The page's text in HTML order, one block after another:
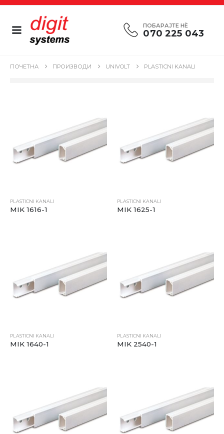
ПОБАРАЈТЕ НÈ
070 225 043
ПОЧЕТНА ПРОИЗВОДИ UNIVOLT PLASTICNI KANALI
PLASTICNI KANALI
MIK 1616-1
PLASTICNI KANALI
MIK 1625-1
PLASTICNI KANALI
MIK 1640-1
PLASTICNI KANALI
MIK 2540-1